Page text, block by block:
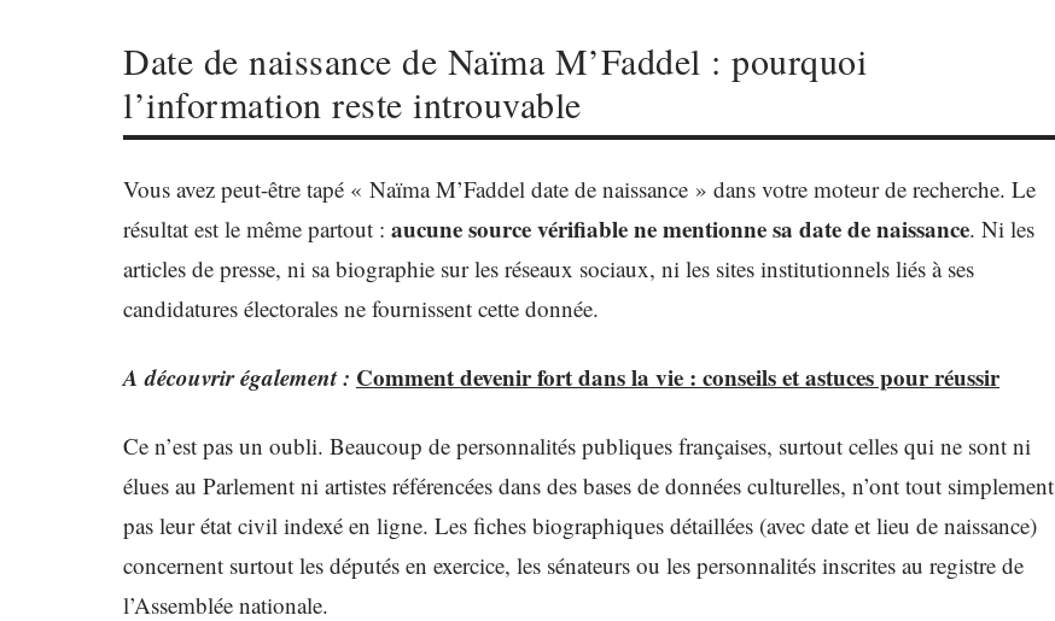
Date de naissance de Naïma M’Faddel : pourquoi
l’information reste introuvable
Vous avez peut-être tapé « Naïma M’Faddel date de naissance » dans votre moteur de recherche. Le
résultat est le même partout : aucune source vérifiable ne mentionne sa date de naissance. Ni les
articles de presse, ni sa biographie sur les réseaux sociaux, ni les sites institutionnels liés à ses
candidatures électorales ne fournissent cette donnée.
A découvrir également : Comment devenir fort dans la vie : conseils et astuces pour réussir
Ce n’est pas un oubli. Beaucoup de personnalités publiques françaises, surtout celles qui ne sont ni
élues au Parlement ni artistes référencées dans des bases de données culturelles, n’ont tout simplement
pas leur état civil indexé en ligne. Les fiches biographiques détaillées (avec date et lieu de naissance)
concernent surtout les députés en exercice, les sénateurs ou les personnalités inscrites au registre de
l’Assemblée nationale.